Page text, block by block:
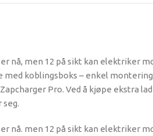
nå, men 12 på sikt kan elektriker
koblingsboks – enkel
Pro. Ved å kjøpe ekstra
nå. men 12 på sikt kan elektriker